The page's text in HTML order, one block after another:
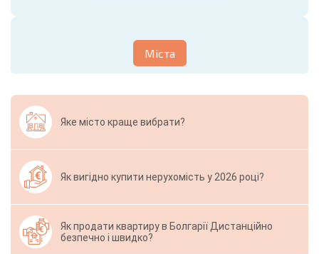
Міста
Яке місто краще вибрати?
Як вигідно купити нерухомість у 2026 році?
Як продати квартиру в Болгарії Дистанційно
безпечно і швидко?